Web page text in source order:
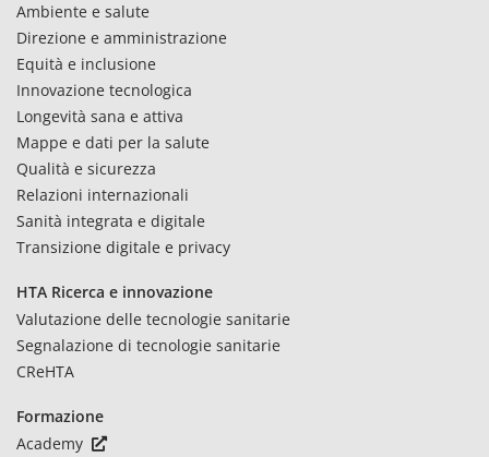
Ambiente e salute
Direzione e amministrazione
Equità e inclusione
Innovazione tecnologica
Longevità sana e attiva
Mappe e dati per la salute
Qualità e sicurezza
Relazioni internazionali
Sanità integrata e digitale
Transizione digitale e privacy
HTA Ricerca e innovazione
Valutazione delle tecnologie sanitarie
Segnalazione di tecnologie sanitarie
CReHTA
Formazione
Academy